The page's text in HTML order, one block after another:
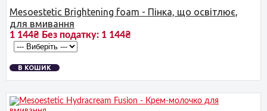
Mesoestetic Brightening foam - Пінка, що освітлює,
для вмивання
1 144₴ Без податку: 1 144₴
В КОШИК